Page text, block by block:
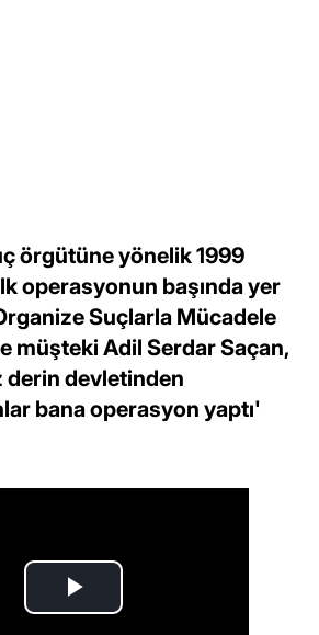
örgütüne yönelik 1999
operasyonun başında yer
Suçlarla Mücadele
müşteki Adil Serdar Saçan,
derin devletinden
bana operasyon yaptı'